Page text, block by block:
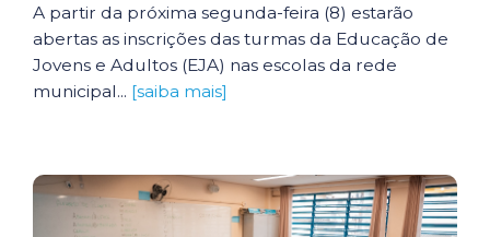
A partir da próxima segunda-feira (8) estarão
abertas as inscrições das turmas da Educação de
Jovens e Adultos (EJA) nas escolas da rede
municipal... [saiba mais]